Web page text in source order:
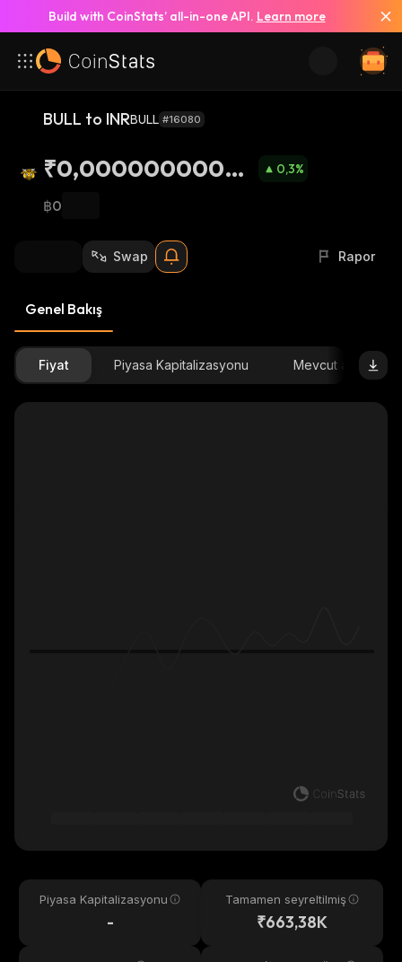
Build with CoinStats’ all-in-one API. Learn more
BULL to INRBULL #16080
₹0,00000000066
34
0,3%
฿0
Swap Rapor
Genel Bakış
Fiyat Piyasa Kapitalizasyonu Mevcut arz
Piyasa Kapitalizasyonu
-
Tamamen seyreltilmiş
₹663,38K